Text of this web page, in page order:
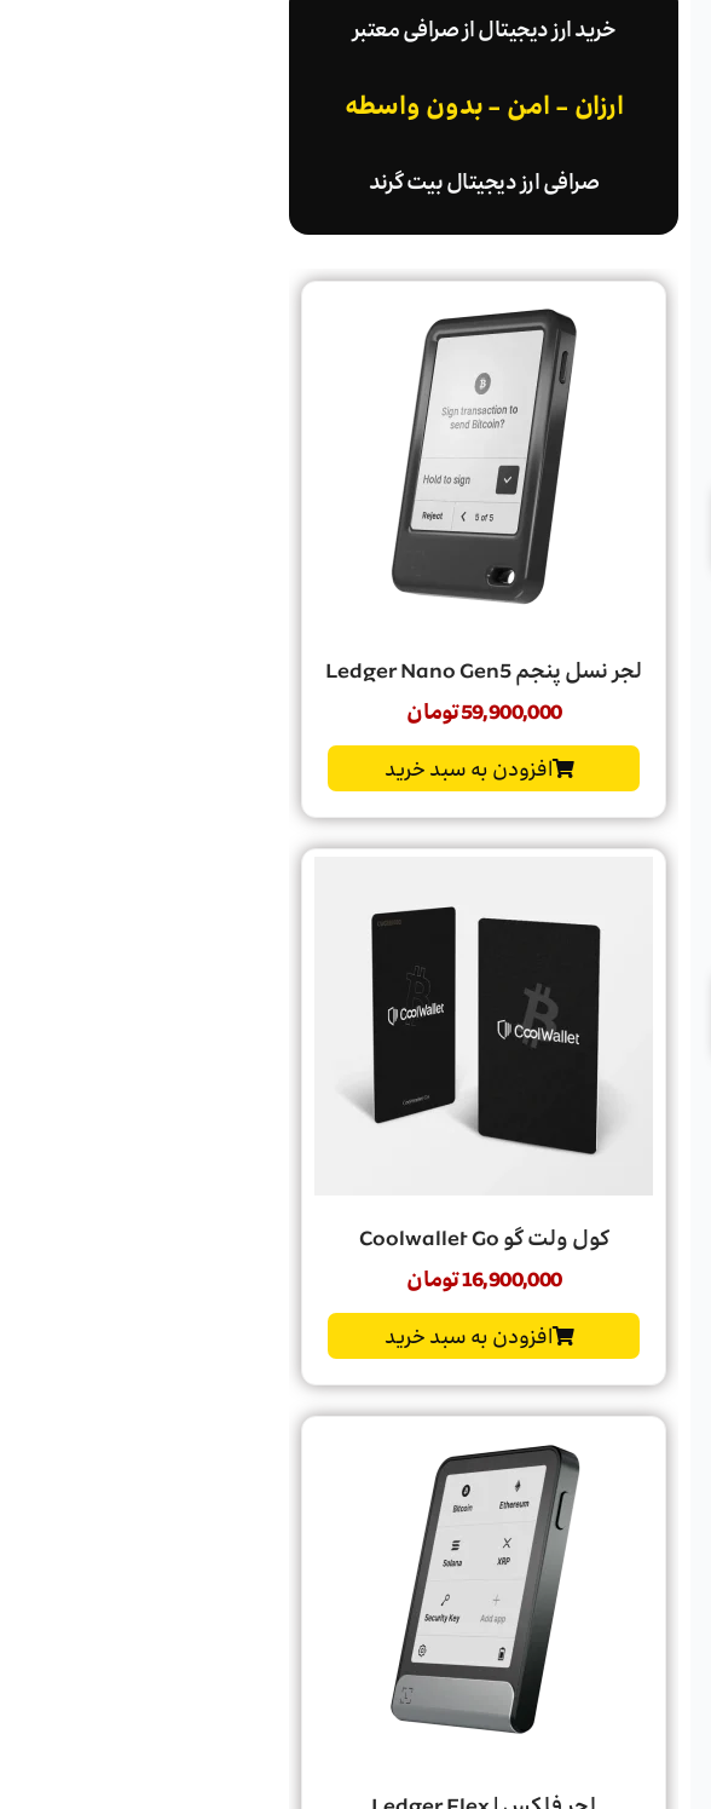
خرید ارز دیجیتال از صرافی معتبر
ارزان - امن - بدون واسطه
صرافی ارز دیجیتال بیت گرند
لجر نسل پنجم Ledger Nano Gen5
59,900,000تومان
افزودن به سبد خرید
کول ولت گو Coolwallet Go
16,900,000تومان
افزودن به سبد خرید